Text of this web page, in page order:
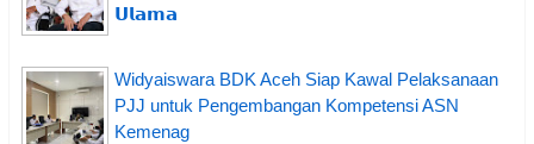
𝗨𝗹𝗮𝗺𝗮
Widyaiswara BDK Aceh Siap Kawal Pelaksanaan
PJJ untuk Pengembangan Kompetensi ASN
Kemenag